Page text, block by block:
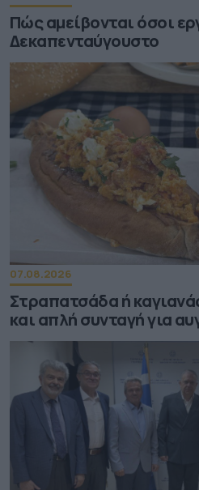
Πώς αμείβονται όσοι
Δεκαπενταύγουστο
07.08.2026
Στραπατσάδα ή
και απλή συνταγή για